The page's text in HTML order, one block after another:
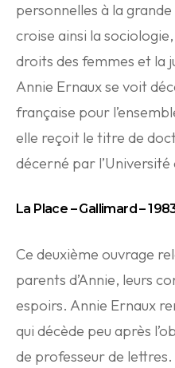
personnelles à la
croise ainsi la
droits des femmes et la
Annie Ernaux se voit
française pour
elle reçoit le titre de
décerné par
La Place – Gallimard –
Ce deuxième ouvrage
parents d’Annie, leurs
espoirs. Annie Ernaux
qui décède peu après
de professeur de lettres.